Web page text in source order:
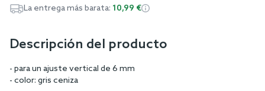
La entrega más barata: 10,99 €
Descripción del producto
- para un ajuste vertical de 6 mm
- color: gris ceniza